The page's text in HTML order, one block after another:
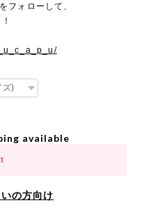
ォローして、
available
の方向け